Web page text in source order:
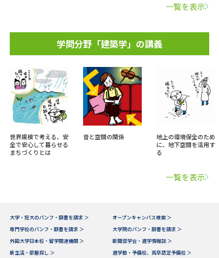
一覧を表示
学問分野「建築学」の講義
世界規模で考える、安
全で安心して暮らせる
まちづくりとは
音と空間の関係
地上の環境保全のため
に、地下空間を活用す
る
一覧を表示
大学・短大のパンフ・願書を請求 ＞
オープンキャンパス検索 ＞
専門学校のパンフ・願書を請求 ＞
大学院のパンフ・願書を請求 ＞
外国大学日本校・留学関連機関 ＞
新聞奨学会・進学情報誌 ＞
新生活・部屋探し ＞
進学塾・予備校、高卒認定予備校 ＞